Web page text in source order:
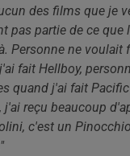
des films que je
pas partie de ce que
Personne ne voulait
fait Hellboy,
quand j'ai fait
reçu beaucoup
c'est un